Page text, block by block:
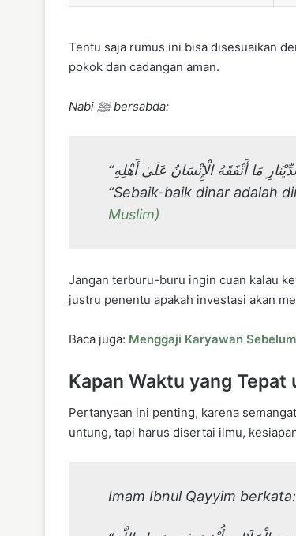
Tentu saja rumus ini bisa disesuaikan
pokok dan cadangan aman.
Nabi ﷺ bersabda:
“Sebaik-baik dinar adalah
Muslim)
Jangan terburu-buru ingin cuan kalau
justru penentu apakah investasi akan
Baca juga: Menggaji Karyawan
Kapan Waktu yang
Pertanyaan ini penting, karena
untung, tapi harus disertai ilmu,
Imam Ibnul Qayyim berkata: